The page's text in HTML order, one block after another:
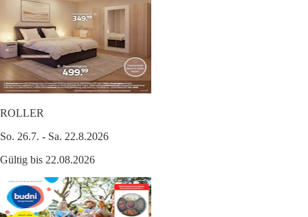
ROLLER
So. 26.7. - Sa. 22.8.2026
Gültig bis 22.08.2026